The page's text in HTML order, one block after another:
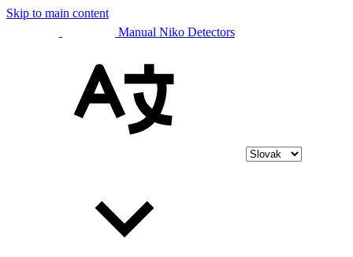
Skip to main content
Manual Niko Detectors